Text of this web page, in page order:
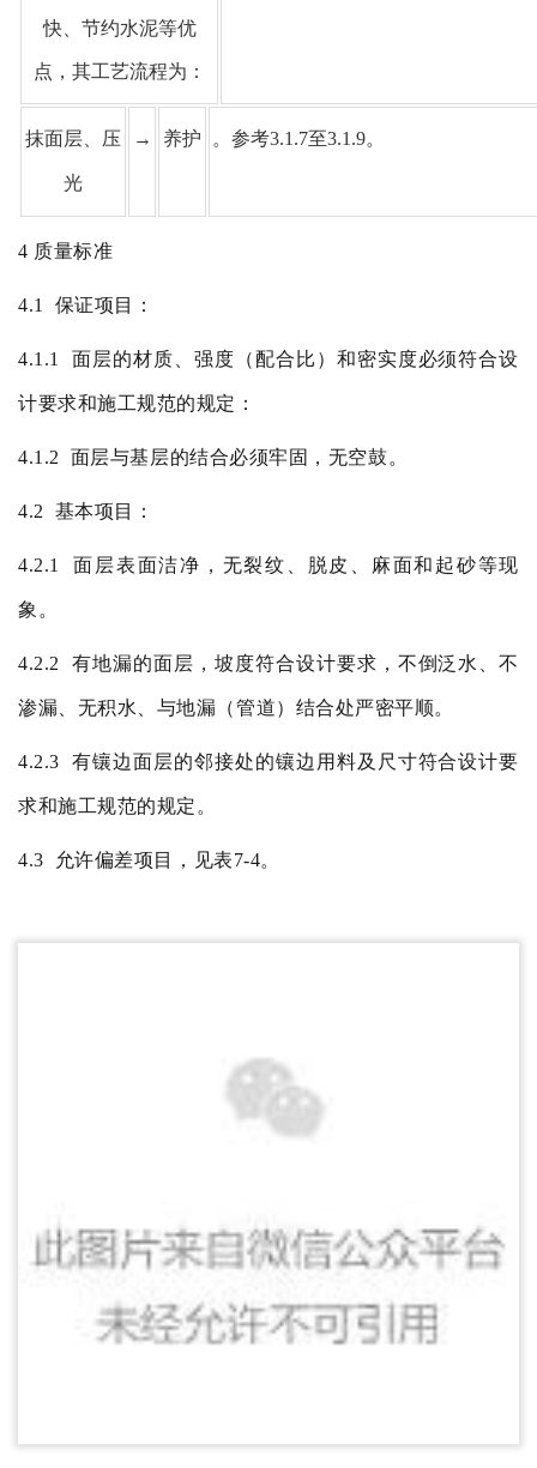
快、节约水泥等优
点，其工艺流程为：
抹面层、压
光
→ 养护 。参考3.1.7至3.1.9。
4 质量标准
4.1 保证项目：
4.1.1 面层的材质、强度（配合比）和密实度必须符合设
计要求和施工规范的规定：
4.1.2 面层与基层的结合必须牢固，无空鼓。
4.2 基本项目：
4.2.1面层表面洁净，无裂纹、脱皮、麻面和起砂等现
象。
4.2.2 有地漏的面层，坡度符合设计要求，不倒泛水、不
渗漏、无积水、与地漏（管道）结合处严密平顺。
4.2.3 有镶边面层的邻接处的镶边用料及尺寸符合设计要
求和施工规范的规定。
4.3 允许偏差项目，见表7-4。